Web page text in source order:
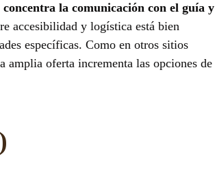
la comunicación con el guía y
accesibilidad y logística está bien
específicas. Como en otros sitios
amplia oferta incrementa las opciones de